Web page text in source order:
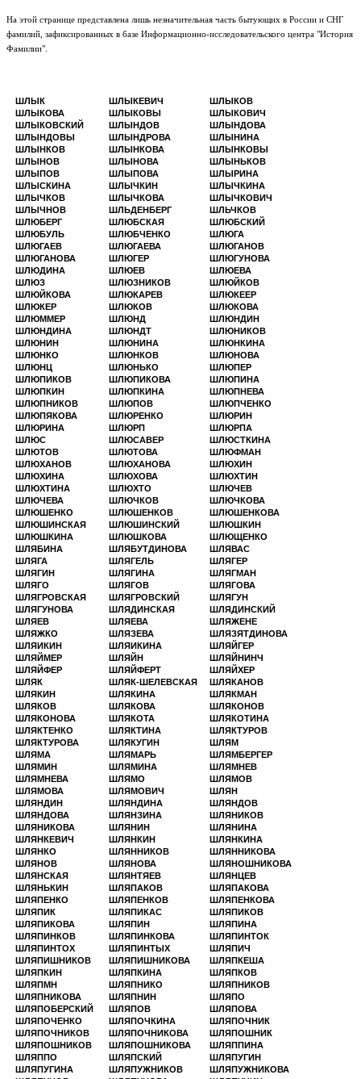
На этой странице представлена лишь незначительная часть бытующих в России и СНГ
фамилий, зафиксированных в базе Информационно-исследовательского центра "История
Фамилии".
ШЛЫК ШЛЫКЕВИЧ
ШЛЫКОВ
ШЛЫКОВА
ШЛЫКОВЫ
ШЛЫКОВИЧ
ШЛЫКОВСКИЙ
ШЛЫНДОВ
ШЛЫНДОВА
ШЛЫНДОВЫ
ШЛЫНДРОВА
ШЛЫНИНА
ШЛЫНКОВ
ШЛЫНКОВА
ШЛЫНКОВЫ
ШЛЫНОВ
ШЛЫНОВА
ШЛЫНЬКОВ
ШЛЫПОВ
ШЛЫПОВА
ШЛЫРИНА
ШЛЫСКИНА
ШЛЫЧКИН
ШЛЫЧКИНА
ШЛЫЧКОВ
ШЛЫЧКОВА
ШЛЫЧКОВИЧ
ШЛЫЧНОВ
ШЛЬДЕНБЕРГ
ШЛЬЧКОВ
ШЛЮБЕРГ
ШЛЮБСКАЯ
ШЛЮБСКИЙ
ШЛЮБУЛЬ
ШЛЮБЧЕНКО
ШЛЮГА
ШЛЮГАЕВ
ШЛЮГАЕВА
ШЛЮГАНОВ
ШЛЮГАНОВА
ШЛЮГЕР
ШЛЮГУНОВА
ШЛЮДИНА
ШЛЮЕВ
ШЛЮЕВА
ШЛЮЗ
ШЛЮЗНИКОВ
ШЛЮЙКОВ
ШЛЮЙКОВА
ШЛЮКАРЕВ
ШЛЮКЕЕР
ШЛЮКЕР
ШЛЮКОВ
ШЛЮКОВА
ШЛЮММЕР
ШЛЮНД
ШЛЮНДИН
ШЛЮНДИНА
ШЛЮНДТ
ШЛЮНИКОВ
ШЛЮНИН
ШЛЮНИНА
ШЛЮНКИНА
ШЛЮНКО
ШЛЮНКОВ
ШЛЮНОВА
ШЛЮНЦ
ШЛЮНЬКО
ШЛЮПЕР
ШЛЮПИКОВ
ШЛЮПИКОВА
ШЛЮПИНА
ШЛЮПКИН
ШЛЮПКИНА
ШЛЮПНЕВА
ШЛЮПНИКОВ
ШЛЮПОВ
ШЛЮПЧЕНКО
ШЛЮПЯКОВА
ШЛЮРЕНКО
ШЛЮРИН
ШЛЮРИНА
ШЛЮРП
ШЛЮРПА
ШЛЮС
ШЛЮСАВЕР
ШЛЮСТКИНА
ШЛЮТОВ
ШЛЮТОВА
ШЛЮФМАН
ШЛЮХАНОВ
ШЛЮХАНОВА
ШЛЮХИН
ШЛЮХИНА
ШЛЮХОВА
ШЛЮХТИН
ШЛЮХТИНА
ШЛЮХТО
ШЛЮЧЕВ
ШЛЮЧЕВА
ШЛЮЧКОВ
ШЛЮЧКОВА
ШЛЮШЕНКО
ШЛЮШЕНКОВ
ШЛЮШЕНКОВА
ШЛЮШИНСКАЯ
ШЛЮШИНСКИЙ
ШЛЮШКИН
ШЛЮШКИНА
ШЛЮШКОВА
ШЛЮЩЕНКО
ШЛЯБИНА
ШЛЯБУТДИНОВА
ШЛЯВАС
ШЛЯГА
ШЛЯГЕЛЬ
ШЛЯГЕР
ШЛЯГИН
ШЛЯГИНА
ШЛЯГМАН
ШЛЯГО
ШЛЯГОВ
ШЛЯГОВА
ШЛЯГРОВСКАЯ
ШЛЯГРОВСКИЙ
ШЛЯГУН
ШЛЯГУНОВА
ШЛЯДИНСКАЯ
ШЛЯДИНСКИЙ
ШЛЯЕВ
ШЛЯЕВА
ШЛЯЖЕНЕ
ШЛЯЖКО
ШЛЯЗЕВА
ШЛЯЗЯТДИНОВА
ШЛЯИКИН
ШЛЯИКИНА
ШЛЯЙГЕР
ШЛЯЙМЕР
ШЛЯЙН
ШЛЯЙНИНЧ
ШЛЯЙФЕР
ШЛЯЙФЕРТ
ШЛЯЙХЕР
ШЛЯК
ШЛЯК-ШЕЛЕВСКАЯ
ШЛЯКАНОВ
ШЛЯКИН
ШЛЯКИНА
ШЛЯКМАН
ШЛЯКОВ
ШЛЯКОВА
ШЛЯКОНОВ
ШЛЯКОНОВА
ШЛЯКОТА
ШЛЯКОТИНА
ШЛЯКТЕНКО
ШЛЯКТИНА
ШЛЯКТУРОВ
ШЛЯКТУРОВА
ШЛЯКУГИН
ШЛЯМ
ШЛЯМА
ШЛЯМАРЬ
ШЛЯМБЕРГЕР
ШЛЯМИН
ШЛЯМИНА
ШЛЯМНЕВ
ШЛЯМНЕВА
ШЛЯМО
ШЛЯМОВ
ШЛЯМОВА
ШЛЯМОВИЧ
ШЛЯН
ШЛЯНДИН
ШЛЯНДИНА
ШЛЯНДОВ
ШЛЯНДОВА
ШЛЯНЗИНА
ШЛЯНИКОВ
ШЛЯНИКОВА
ШЛЯНИН
ШЛЯНИНА
ШЛЯНКЕВИЧ
ШЛЯНКИН
ШЛЯНКИНА
ШЛЯНКО
ШЛЯННИКОВ
ШЛЯННИКОВА
ШЛЯНОВ
ШЛЯНОВА
ШЛЯНОШНИКОВА
ШЛЯНСКАЯ
ШЛЯНТЯЕВ
ШЛЯНЦЕВ
ШЛЯНЬКИН
ШЛЯПАКОВ
ШЛЯПАКОВА
ШЛЯПЕНКО
ШЛЯПЕНКОВ
ШЛЯПЕНКОВА
ШЛЯПИК
ШЛЯПИКАС
ШЛЯПИКОВ
ШЛЯПИКОВА
ШЛЯПИН
ШЛЯПИНА
ШЛЯПИНКОВ
ШЛЯПИНКОВА
ШЛЯПИНТОК
ШЛЯПИНТОХ
ШЛЯПИНТЫХ
ШЛЯПИЧ
ШЛЯПИШНИКОВ
ШЛЯПИШНИКОВА
ШЛЯПКЕША
ШЛЯПКИН
ШЛЯПКИНА
ШЛЯПКОВ
ШЛЯПМН
ШЛЯПНИКО
ШЛЯПНИКОВ
ШЛЯПНИКОВА
ШЛЯПНИН
ШЛЯПО
ШЛЯПОБЕРСКИЙ
ШЛЯПОВ
ШЛЯПОВА
ШЛЯПОЧЕНКО
ШЛЯПОЧКИНА
ШЛЯПОЧНИК
ШЛЯПОЧНИКОВ
ШЛЯПОЧНИКОВА
ШЛЯПОШНИК
ШЛЯПОШНИКОВ
ШЛЯПОШНИКОВА
ШЛЯППИНА
ШЛЯППО
ШЛЯПСКИЙ
ШЛЯПУГИН
ШЛЯПУГИНА
ШЛЯПУЖНИКОВ
ШЛЯПУЖНИКОВА